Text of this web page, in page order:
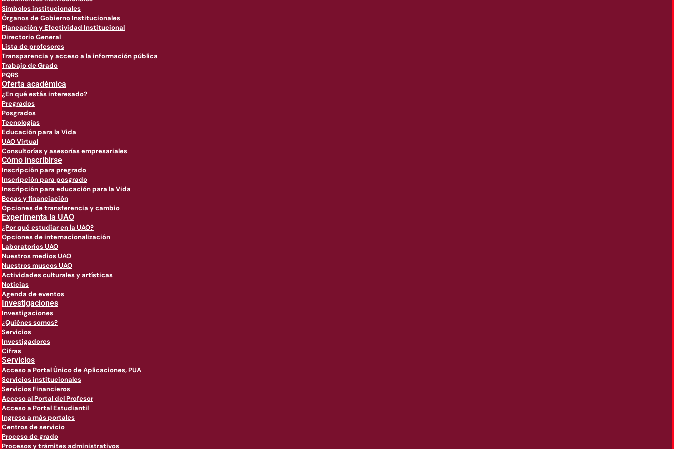
Símbolos institucionales
Órganos de Gobierno Institucionales
Planeación y Efectividad Institucional
Directorio General
Lista de profesores
Transparencia y acceso a la información pública
Trabajo de Grado
PQRS
Oferta académica
¿En qué estás interesado?
Pregrados
Posgrados
Tecnologías
Educación para la Vida
UAO Virtual
Consultorías y asesorías empresariales
Cómo inscribirse
Inscripción para pregrado
Inscripción para posgrado
Inscripción para educación para la Vida
Becas y financiación
Opciones de transferencia y cambio
Experimenta la UAO
¿Por qué estudiar en la UAO?
Opciones de internacionalización
Laboratorios UAO
Nuestros medios UAO
Nuestros museos UAO
Actividades culturales y artísticas
Noticias
Agenda de eventos
Investigaciones
Investigaciones
¿Quiénes somos?
Servicios
Investigadores
Cifras
Servicios
Acceso a Portal Único de Aplicaciones, PUA
Servicios institucionales
Servicios Financieros
Acceso al Portal del Profesor
Acceso a Portal Estudiantil
Ingreso a más portales
Centros de servicio
Proceso de grado
Procesos y trámites administrativos